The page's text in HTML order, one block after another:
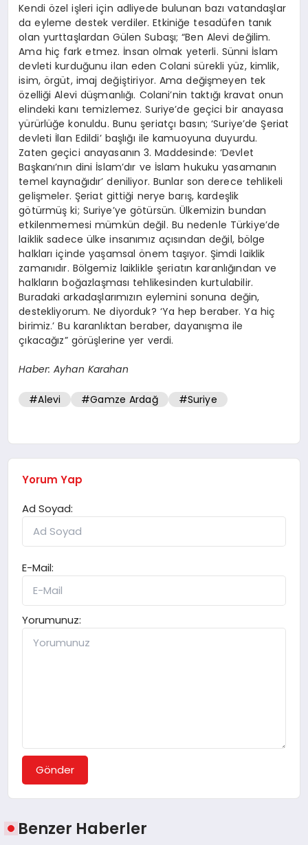
Kendi özel işleri için adliyede bulunan bazı vatandaşlar
da eyleme destek verdiler. Etkiniğe tesadüfen tanık
olan yurttaşlardan Gülen Subaşı; “Ben Alevi değilim.
Ama hiç fark etmez. İnsan olmak yeterli. Sünni İslam
devleti kurduğunu ilan eden Colani sürekli yüz, kimlik,
isim, örgüt, imaj değiştiriyor. Ama değişmeyen tek
özelliği Alevi düşmanlığı. Colani’nin taktığı kravat onun
elindeki kanı temizlemez. Suriye’de geçici bir anayasa
yürürlüğe konuldu. Bunu şeriatçı basın; ‘Suriye’de Şeriat
devleti İlan Edildi’ başlığı ile kamuoyuna duyurdu.
Zaten geçici anayasanın 3. Maddesinde: ‘Devlet
Başkanı’nın dini İslam’dır ve İslam hukuku yasamanın
temel kaynağıdır’ deniliyor. Bunlar son derece tehlikeli
gelişmeler. Şeriat gittiği nerye barış, kardeşlik
götürmüş ki; Suriye’ye götürsün. Ülkemizin bundan
etkilenmemesi mümkün değil. Bu nedenle Türkiye’de
laiklik sadece ülke insanımız açısından değil, bölge
halkları içinde yaşamsal önem taşıyor. Şimdi laiklik
zamanıdır. Bölgemiz laiklikle şeriatın karanlığından ve
halkların boğazlaşması tehlikesinden kurtulabilir.
Buradaki arkadaşlarımızın eylemini sonuna değin,
destekliyorum. Ne diyorduk? ‘Ya hep beraber. Ya hiç
birimiz.’ Bu karanlıktan beraber, dayanışma ile
çıkacağız” görüşlerine yer verdi.
Haber: Ayhan Karahan
#Alevi #Gamze Ardağ #Suriye
Yorum Yap
Ad Soyad:
E-Mail:
Yorumunuz:
Gönder
Benzer Haberler